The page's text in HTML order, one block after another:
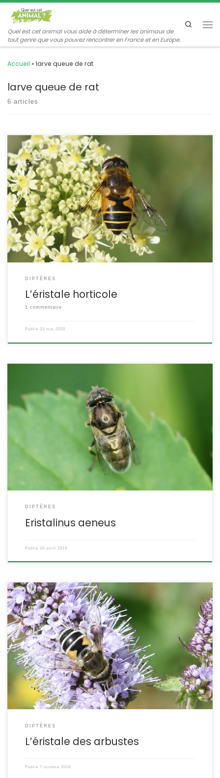
Passer au contenu
Quel est cet animal vous aide à déterminer les animaux de
tout genre que vous pouvez rencontrer en France et en Europe.
Search
Accueil » larve queue de rat
larve queue de rat
6 articles
Cet éristale de petite taille (de l’ordre du centimètre) est plus
facile à déterminer que les autres, il a les ailes barrées de
sombre. Comme les autres espèces du genre Eristalis, ses larves
sont aquatiques et vivent dans les eaux putrides. Eristalis lineata
(Harris,1776) (ex. Eristalis horticola) POSITION SYSTÉMATIQUE :
Insecte, Diptère, Brachycère […]
DIPTÈRES
L’éristale horticole
1 commentaire
Publié 23 mai 2020
Ce syrphidé se remarque au premier coup d’œil par ses yeux
pointillés. Cette particularité disparaît dans les boites à collection
car elle n’est pas due à un pigment mais à un mécanisme
physique de diffraction de la lumière qui ne perdure pas chez les
animaux morts. Eristalinus aeneus Scopoli,1763 POSITION
SYSTÉMATIQUE : Insecte […]
DIPTÈRES
Eristalinus aeneus
Publié 20 avril 2019
Elle fait partie de celles que l’on appelle les « petits éristales » avec
Eristalis nemorum et Eristalis abusiva par opposition aux « grands
éristales » : Eristalis tenax et Eristalis pertinax. Par contre son nom
vernaculaire, l’éristale des arbustes n’a pas grand fondement,
elle vit dans des milieux ouverts et on […]
DIPTÈRES
L’éristale des arbustes
Publié 7 octobre 2018